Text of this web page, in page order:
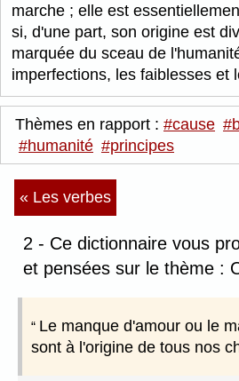
marche ; elle est
si, d'une part, son origine est
marquée du sceau de
imperfections, les faiblesses et
Thèmes en rapport : #cause
#humanité #principes
« Les verbes
2 - Ce dictionnaire vous
et pensées sur le thème :
Le manque d'amour ou le
sont à l'origine de tous nos